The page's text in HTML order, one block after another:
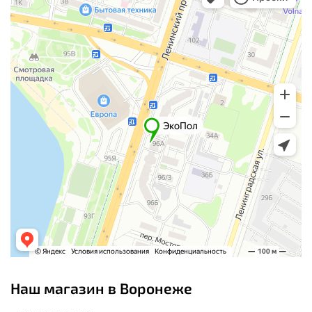
Наш магазин в Воронеже